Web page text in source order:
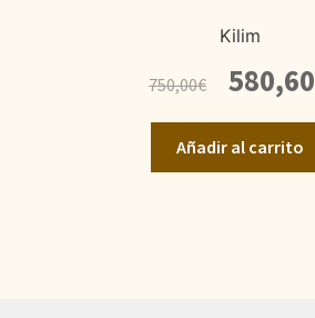
Kilim
750,00€
precio
original
era:
750,00€.
580,60
Añadir al carrito